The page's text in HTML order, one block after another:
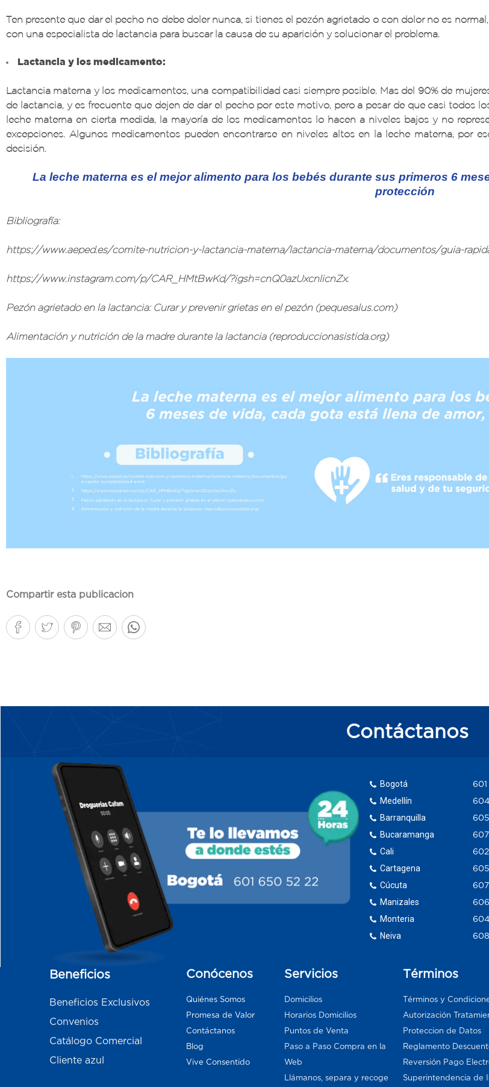
Ten presente que dar el pecho no debe doler nunca, si tienes el pezón agrietado o con dolor no es
con una especialista de lactancia para buscar la causa de su aparición y solucionar el problema.
Lactancia y los medicamento:
Lactancia materna y los medicamentos, una compatibilidad casi siempre posible. Mas del 90% de
de lactancia, y es frecuente que dejen de dar el pecho por este motivo, pero a pesar de que casi todos
leche materna en cierta medida, la mayoría de los medicamentos lo hacen a niveles bajos y no
excepciones. Algunos medicamentos pueden encontrarse en niveles altos en la leche materna, por
decisión.
La leche materna es el mejor alimento para los bebés durante sus primeros 6
protección
Bibliografía:
https://www.aeped.es/comite-nutricion-y-lactancia-materna/lactancia-materna/documentos/guia-
https://www.instagram.com/p/CAR_HMtBwKd/?igsh=cnQ0azUxcnlicnZx.
Pezón agrietado en la lactancia: Curar y prevenir grietas en el pezón (pequesalus.com)
Alimentación y nutrición de la madre durante la lactancia (reproduccionasistida.org)
Compartir esta publicacion
Contáctanos
Bogotá
Medellín
Barranquilla
Bucaramanga
Cali
Cartagena
Cúcuta
Manizales
Monteria
Neiva
607
Beneficios
Beneficios Exclusivos
Convenios
Catálogo Comercial
Cliente azul
Conócenos
Quiénes Somos
Promesa de Valor
Contáctanos
Blog
Vive Consentido
Servicios
Domicilios
Horarios Domicilios
Puntos de Venta
Paso a Paso Compra en la
Web
Llámanos, separa y recoge
Términos
Términos y
Autorización
Proteccion de Datos
Reglamento
Reversión Pago
Superintendencia de